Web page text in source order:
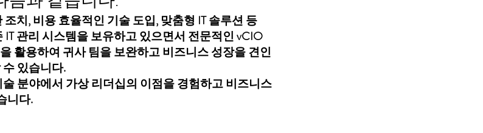
치, 비용 효율적인 기술 도입, 맞춤형 IT 솔루션 등
관리 시스템을 보유하고 있으면서 전문적인 vCIO
활용하여 귀사 팀을 보완하고 비즈니스 성장을 견인
있습니다.
분야에서 가상 리더십의 이점을 경험하고 비즈니스
니다.